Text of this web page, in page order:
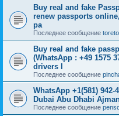
Buy real and fake
renew passports
pa
Последнее сообщение
Buy real and fake
(WhatsApp : +49 1575
drivers l
Последнее сообщение
WhatsApp +1(581)
Dubai Abu Dhabi
Последнее сообщение